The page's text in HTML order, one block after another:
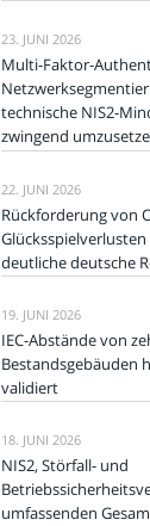
23. JUNI 2026
Multi-Faktor-
technische NIS2-
zwingend
22. JUNI 2026
Rückforderung von
deutliche deutsche
19. JUNI 2026
IEC-Abstände von
Bestandsgebäuden
validiert
18. JUNI 2026
NIS2, Störfall- und
umfassenden